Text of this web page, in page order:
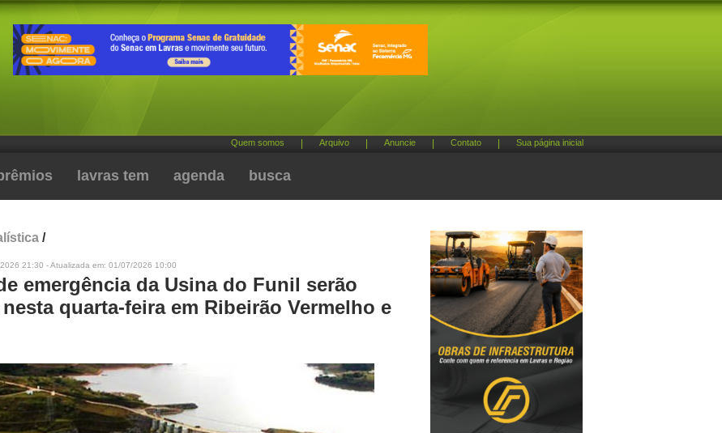
Quem somos Arquivo Anuncie Contato Sua página inicial
lavras tem agenda busca
/
21:30 - Atualizada em: 01/07/2026 10:00
emergência da Usina do Funil serão
quarta-feira em Ribeirão Vermelho e